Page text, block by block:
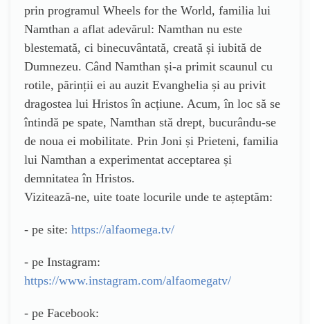
prin programul Wheels for the World, familia lui
Namthan a aflat adevărul: Namthan nu este
blestemată, ci binecuvântată, creată și iubită de
Dumnezeu. Când Namthan și-a primit scaunul cu
rotile, părinții ei au auzit Evanghelia și au privit
dragostea lui Hristos în acțiune. Acum, în loc să se
întindă pe spate, Namthan stă drept, bucurându-se
de noua ei mobilitate. Prin Joni și Prieteni, familia
lui Namthan a experimentat acceptarea și
demnitatea în Hristos.
Vizitează-ne, uite toate locurile unde te așteptăm:
- pe site: https://alfaomega.tv/
- pe Instagram:
https://www.instagram.com/alfaomegatv/
- pe Facebook: